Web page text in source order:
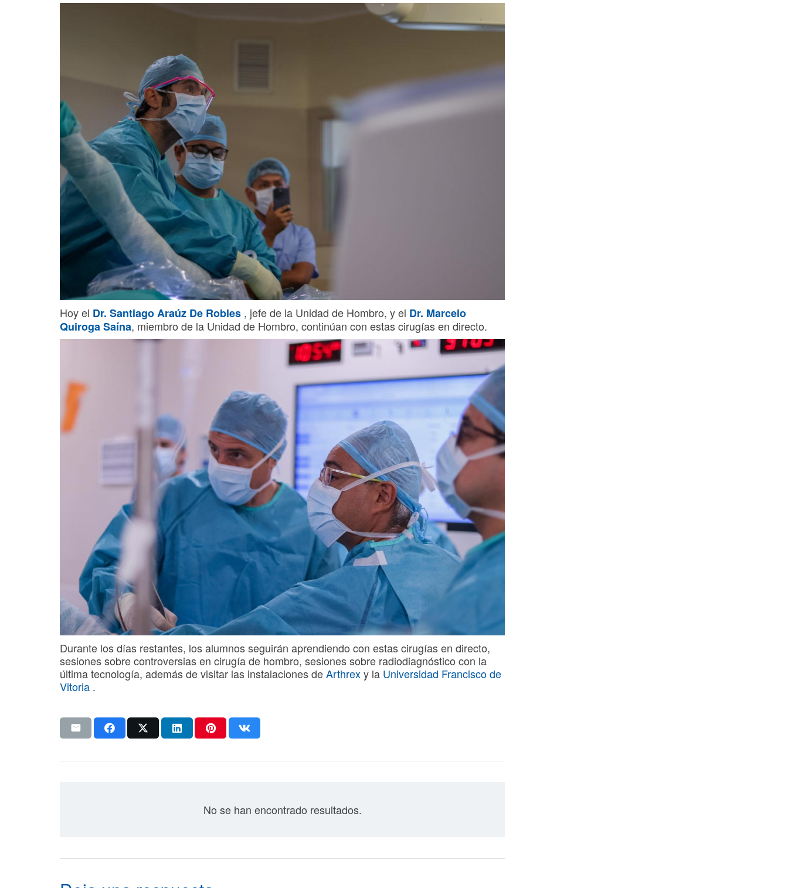
Hoy el Dr. Santiago Araúz De Robles , jefe de la Unidad de Hombro, y el Dr. Marcelo
Quiroga Saína, miembro de la Unidad de Hombro, continúan con estas cirugías en directo.
Durante los días restantes, los alumnos seguirán aprendiendo con estas cirugías en directo,
sesiones sobre controversias en cirugía de hombro, sesiones sobre radiodiagnóstico con la
última tecnología, además de visitar las instalaciones deArthrexy la Universidad Francisco de
Vitoria .
No se han encontrado resultados.